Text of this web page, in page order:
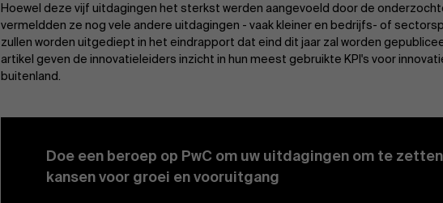
Hoewel deze vijf uitdagingen het sterkst werden aangevoeld door de
vermeldden ze nog vele andere uitdagingen - vaak kleiner en bedrijfs- of
zullen worden uitgediept in het eindrapport dat eind dit jaar zal worden
artikel geven de innovatieleiders inzicht in hun meest gebruikte KPI's voor
buitenland.
Doe een beroep op PwC om uw uitdagingen om te
kansen voor groei en vooruitgang